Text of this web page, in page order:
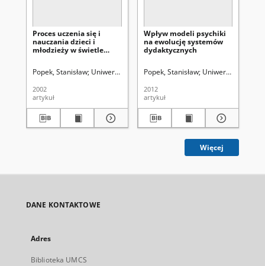
Proces uczenia się i
nauczania dzieci i
młodzieży w świetle
Popek, Stanisław Uniwersytet Marii Curie-Skłodowskiej (Lublin)
2002
artykuł
Wpływ modeli psychiki
na ewolucję systemów
dydaktycznych
Popek, Stanisław Uniwersytet Marii
2012
artykuł
Więcej
DANE KONTAKTOWE
Adres
Biblioteka UMCS